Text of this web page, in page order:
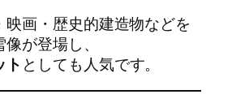
映画・歴史的建造物などを
が登場し、
ト としても人気です。